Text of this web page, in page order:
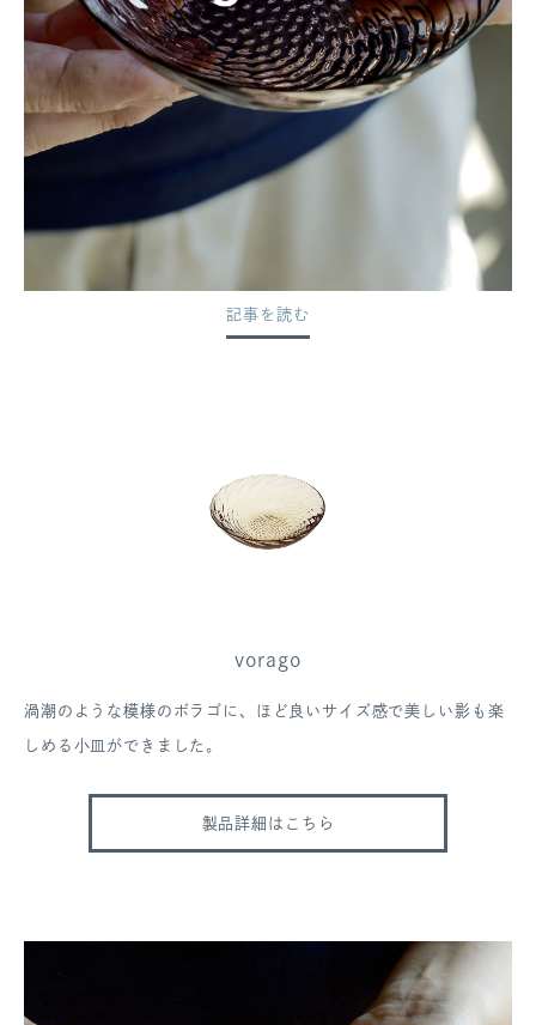
記事を読む
vorago
渦潮のような模様のボラゴに、ほど良いサイズ感で美しい影も楽
しめる小皿ができました。
製品詳細はこちら